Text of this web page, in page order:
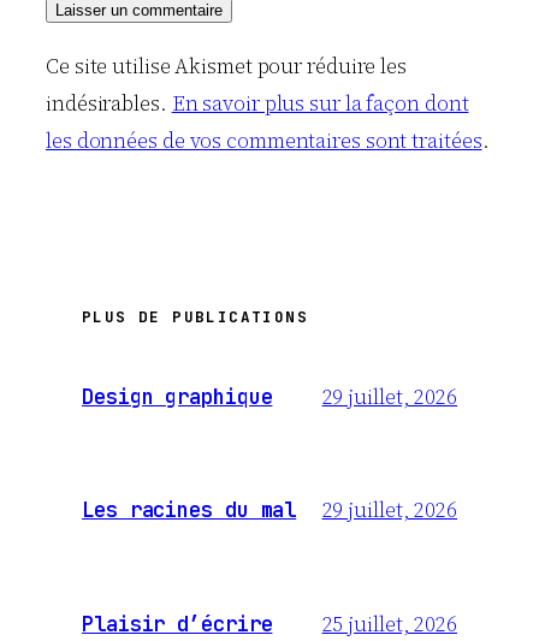
Ce site utilise Akismet pour réduire les
indésirables. En savoir plus sur la façon dont
les données de vos commentaires sont traitées.
PLUS DE PUBLICATIONS
Design graphique 29 juillet, 2026
Les racines du mal 29 juillet, 2026
Plaisir d’écrire 25 juillet, 2026